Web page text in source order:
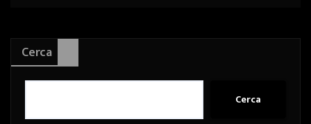
Cerca
Cerca